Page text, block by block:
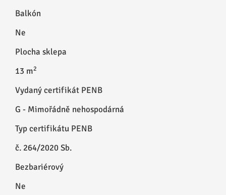
Balkón
Ne
Plocha sklepa
13 m2
Vydaný certifikát PENB
G - Mimořádně nehospodárná
Typ certifikátu PENB
č. 264/2020 Sb.
Bezbariérový
Ne